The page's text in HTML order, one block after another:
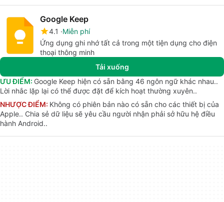
Google Keep
4.1
Miễn phí
Ứng dụng ghi nhớ tất cả trong một tiện dụng cho điện
thoại thông minh
Tải xuống
ƯU ĐIỂM: Google Keep hiện có sẵn bằng 46 ngôn ngữ khác nhau..
Lời nhắc lặp lại có thể được đặt để kích hoạt thường xuyên..
NHƯỢC ĐIỂM: Không có phiên bản nào có sẵn cho các thiết bị của
Apple.. Chia sẻ dữ liệu sẽ yêu cầu người nhận phải sở hữu hệ điều
hành Android..